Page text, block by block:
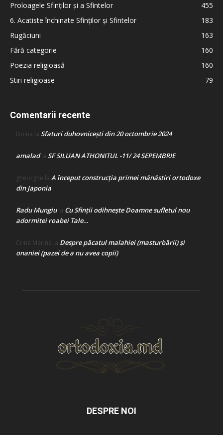
Proloagele Sfinților și a Sfintelor
455
6. Acatiste închinate Sfinților și Sfintelor
183
Rugăciuni
163
Fără categorie
160
Poezia religioasă
160
Stiri religioase
79
Comentarii recente
Doina la Sfaturi duhovnicești din 20 octombrie 2024
amaladla SF SILUAN ATHONITUL -11/ 24 SEPEMBRIE
gheorghe la A început construcţia primei mănăstiri ortodoxe
din Japonia
Radu Mungiula Cu Sfinții odihnește Doamne sufletul nou
adormitei roabei Tale…
Crina Marina la Despre păcatul malahiei (masturbării) şi
onaniei (pazei de a nu avea copii)
DESPRE NOI